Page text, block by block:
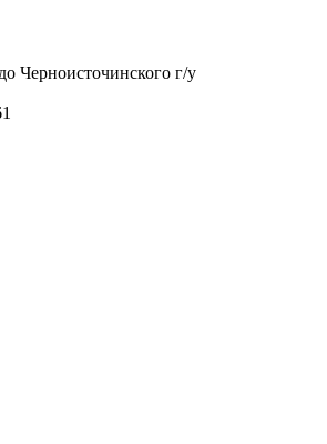
Черноисточинского г/у